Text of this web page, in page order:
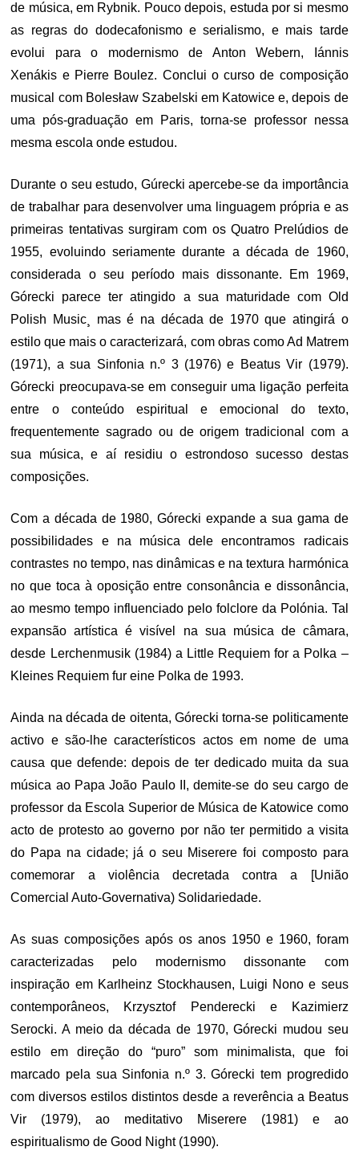
de música, em Rybnik. Pouco depois, estuda por si mesmo
as regras do dodecafonismo e serialismo, e mais tarde
evolui para o modernismo de Anton Webern, Iánnis
Xenákis e Pierre Boulez. Conclui o curso de composição
musical com Bolesław Szabelski em Katowice e, depois de
uma pós-graduação em Paris, torna-se professor nessa
mesma escola onde estudou.
Durante o seu estudo, Gúrecki apercebe-se da importância
de trabalhar para desenvolver uma linguagem própria e as
primeiras tentativas surgiram com os Quatro Prelúdios de
1955, evoluindo seriamente durante a década de 1960,
considerada o seu período mais dissonante. Em 1969,
Górecki parece ter atingido a sua maturidade com Old
Polish Music¸ mas é na década de 1970 que atingirá o
estilo que mais o caracterizará, com obras como Ad Matrem
(1971), a sua Sinfonia n.º 3 (1976) e Beatus Vir (1979).
Górecki preocupava-se em conseguir uma ligação perfeita
entre o conteúdo espiritual e emocional do texto,
frequentemente sagrado ou de origem tradicional com a
sua música, e aí residiu o estrondoso sucesso destas
composições.
Com a década de 1980, Górecki expande a sua gama de
possibilidades e na música dele encontramos radicais
contrastes no tempo, nas dinâmicas e na textura harmónica
no que toca à oposição entre consonância e dissonância,
ao mesmo tempo influenciado pelo folclore da Polónia. Tal
expansão artística é visível na sua música de câmara,
desde Lerchenmusik (1984) a Little Requiem for a Polka –
Kleines Requiem fur eine Polka de 1993.
Ainda na década de oitenta, Górecki torna-se politicamente
activo e são-lhe característicos actos em nome de uma
causa que defende: depois de ter dedicado muita da sua
música ao Papa João Paulo II, demite-se do seu cargo de
professor da Escola Superior de Música de Katowice como
acto de protesto ao governo por não ter permitido a visita
do Papa na cidade; já o seu Miserere foi composto para
comemorar a violência decretada contra a [União
Comercial Auto-Governativa) Solidariedade.
As suas composições após os anos 1950 e 1960, foram
caracterizadas pelo modernismo dissonante com
inspiração em Karlheinz Stockhausen, Luigi Nono e seus
contemporâneos, Krzysztof Penderecki e Kazimierz
Serocki. A meio da década de 1970, Górecki mudou seu
estilo em direção do “puro” som minimalista, que foi
marcado pela sua Sinfonia n.º 3. Górecki tem progredido
com diversos estilos distintos desde a reverência a Beatus
Vir (1979), ao meditativo Miserere (1981) e ao
espiritualismo de Good Night (1990).